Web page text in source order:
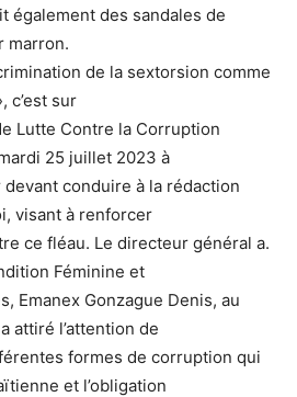
également des sandales de
marron.
de la sextorsion comme
c’est sur
Lutte Contre la Corruption
25 juillet 2023 à
conduire à la rédaction
visant à renforcer
ce fléau. Le directeur général a.
Féminine et
Emanex Gonzague Denis, au
attiré l’attention de
formes de corruption qui
et l’obligation